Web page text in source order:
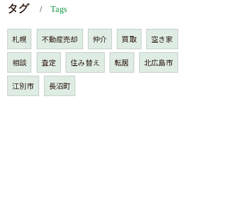
タグ Tags
札幌 不動産売却 仲介 買取 空き家
相談 査定 住み替え 転居 北広島市
江別市 長沼町